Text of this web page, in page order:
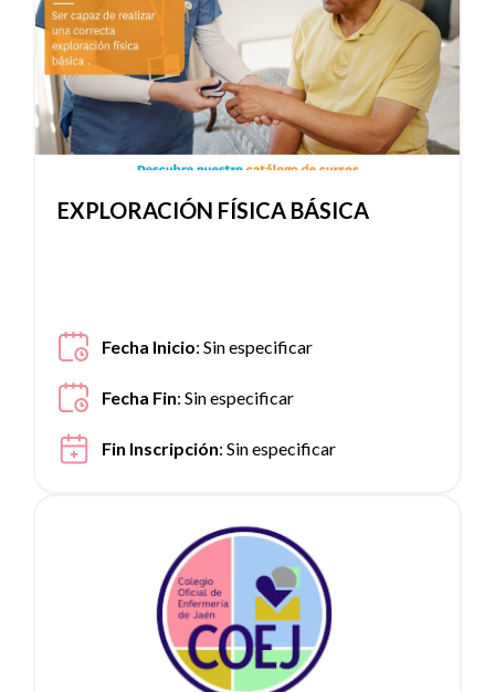
EXPLORACIÓN FÍSICA BÁSICA
Fecha Inicio:Sin especificar
Fecha Fin:Sin especificar
Fin Inscripción:Sin especificar